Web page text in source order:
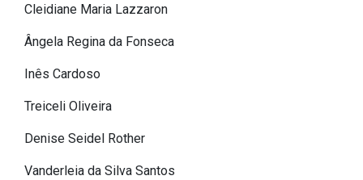
Cleidiane Maria Lazzaron
Ângela Regina da Fonseca
Inês Cardoso
Treiceli Oliveira
Denise Seidel Rother
Vanderleia da Silva Santos